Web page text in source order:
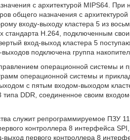
с архитектурой MIPS64.
общего назначения с
входу-выходу кластера 5 из
стандарта Н.264, подключенным
вход-выход кластера 5
подключена группа
операционной системы и
операционной системы и
с пятым входом-выходом
типа DDR, соединенное своим
служит репрограммируемое ПЗУ
контроллера 8 интерфейса
первого контроллера 8